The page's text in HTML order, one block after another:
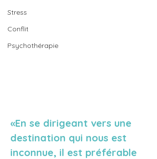
Stress
Conflit
Psychothérapie
«En se dirigeant vers une
destination qui nous est
inconnue, il est préférable